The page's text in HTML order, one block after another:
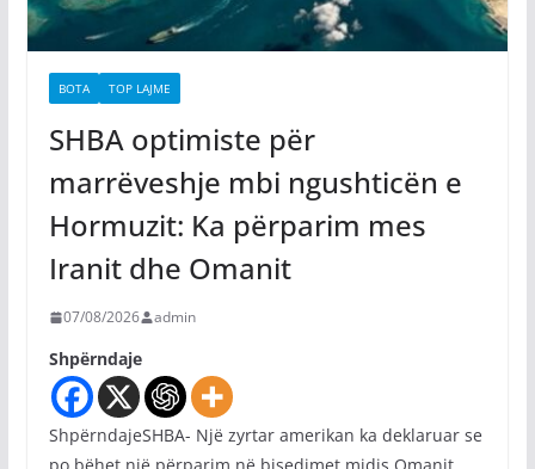
BOTA TOP LAJME
SHBA optimiste për
marrëveshje mbi ngushticën e
Hormuzit: Ka përparim mes
Iranit dhe Omanit
07/08/2026 admin
Shpërndaje
ShpërndajeSHBA- Një zyrtar amerikan ka deklaruar se